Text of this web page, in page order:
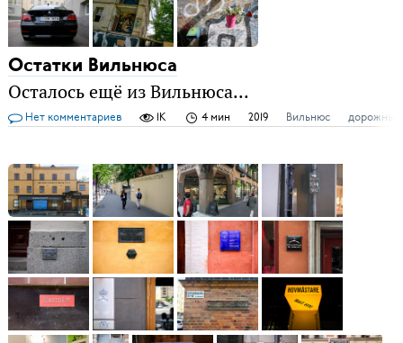
Остатки Вильнюса
Осталось ещё из Вильнюса...
Нет комментариев 1K 4 мин 2019 Вильнюс дорожные